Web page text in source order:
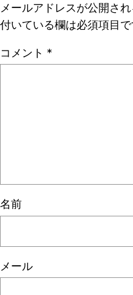
メールアドレスが公開さ
付いている欄は必須項目で
コメント *
名前
メール